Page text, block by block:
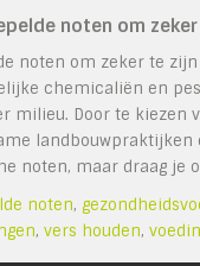
noten om
noten om zeker te
chemicaliën en
milieu. Door te
noten, maar draag je
noten,
, vers houden,